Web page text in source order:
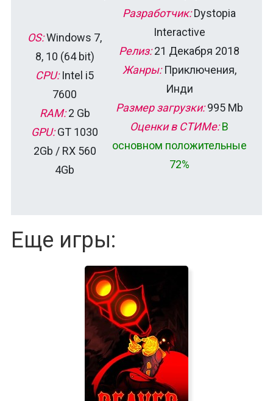
OS:Windows 7,
8, 10 (64 bit)
CPU:Intel i5
7600
RAM:2 Gb
GPU:GT 1030
2Gb / RX 560
4Gb
Разработчик:Dystopia
Interactive
Релиз:21 Декабря 2018
Жанры:Приключения,
Инди
Размер загрузки:995 Mb
Оценки в СТИМе: В
основном положительные
72%
Еще игры: